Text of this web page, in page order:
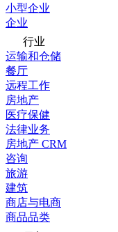
小型企业
企业
行业
运输和仓储
餐厅
远程工作
房地产
医疗保健
法律业务
房地产 CRM
咨询
旅游
建筑
商店与电商
商品品类